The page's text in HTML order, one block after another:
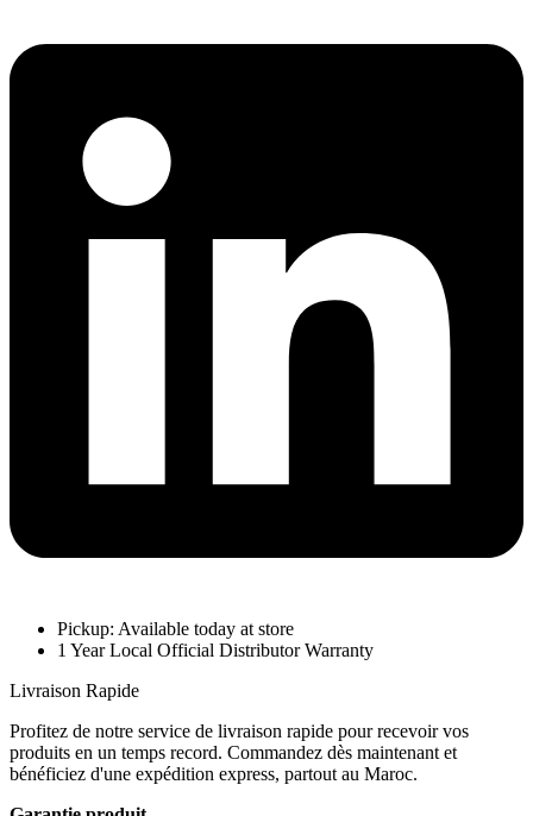
Pickup: Available today at store
1 Year Local Official Distributor Warranty
Livraison Rapide
Profitez de notre service de livraison rapide pour recevoir vos
produits en un temps record. Commandez dès maintenant et
bénéficiez d'une expédition express, partout au Maroc.